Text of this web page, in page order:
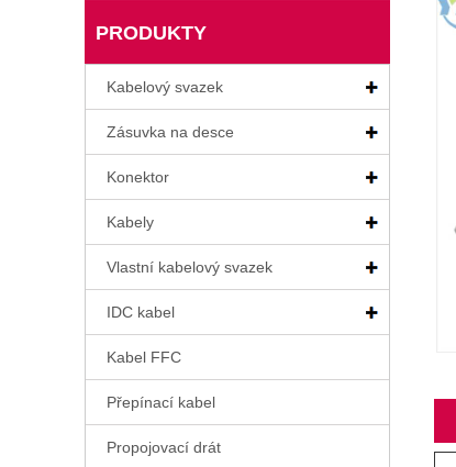
PRODUKTY
Kabelový svazek
Zásuvka na desce
Konektor
Kabely
Vlastní kabelový svazek
IDC kabel
Kabel FFC
Přepínací kabel
Propojovací drát